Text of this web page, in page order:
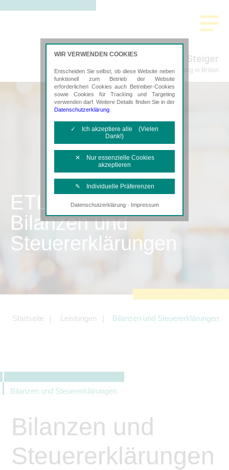
A. Steiger
Steuerberatung in Brilon
ETL
Bilanzen und
Steuererklärungen
Startseite Leistungen Bilanzen und Steuererklärungen
Bilanzen und Steuererklärungen
Bilanzen und
Steuererklärungen
WIR VERWENDEN COOKIES
Entscheiden Sie selbst, ob diese Website neben
funktionell zum Betrieb der Website
erforderlichen Cookies auch Betreiber-Cookies
sowie Cookies für Tracking und Targeting
verwenden darf. Weitere Details finden Sie in der
Datenschutzerklärung
✓ Ich akzeptiere alle (Vielen
Dank!)
✕ Nur essenzielle Cookies
akzeptieren
✎ Individuelle Präferenzen
Notwendige Cookies
Diese Cookies sind erforderlich, um die
grundlegende Funktionalität der Website
Tracking- und Targeting-Cookies
Angebotes einschließlich der
Angeboten von z.B. Facebook und
LinkedIn.
können.
Datenschutzerklärung· Impressum